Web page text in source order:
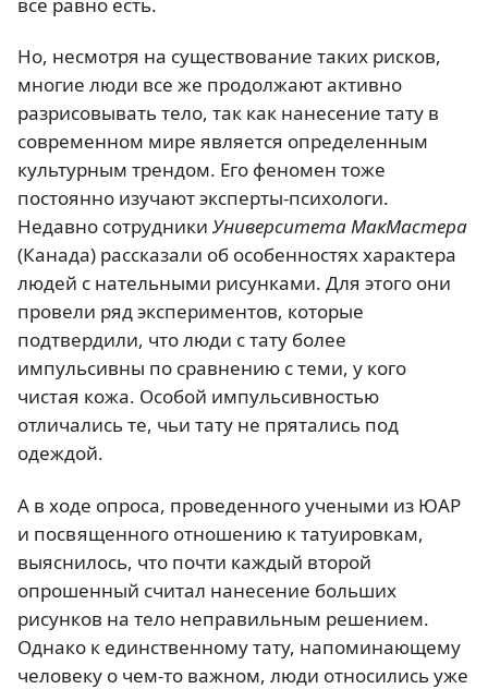
Но, несмотря на существование таких рисков,
многие люди все же продолжают активно
разрисовывать тело, так как нанесение тату в
современном мире является определенным
культурным трендом. Его феномен тоже
постоянно изучают эксперты-психологи.
Недавно сотрудники Университета МакМастера
(Канада) рассказали об особенностях характера
людей с нательными рисунками. Для этого они
провели ряд экспериментов, которые
подтвердили, что люди с тату более
импульсивны по сравнению с теми, у кого
чистая кожа. Особой импульсивностью
отличались те, чьи тату не прятались под
одеждой.
А в ходе опроса, проведенного учеными из ЮАР
и посвященного отношению к татуировкам,
выяснилось, что почти каждый второй
опрошенный считал нанесение больших
рисунков на тело неправильным решением.
Однако к единственному тату, напоминающему
человеку о чем-то важном, люди относились уже